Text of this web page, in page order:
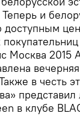
Теперь и
доступным
Москва 2015
в честь
в клубе